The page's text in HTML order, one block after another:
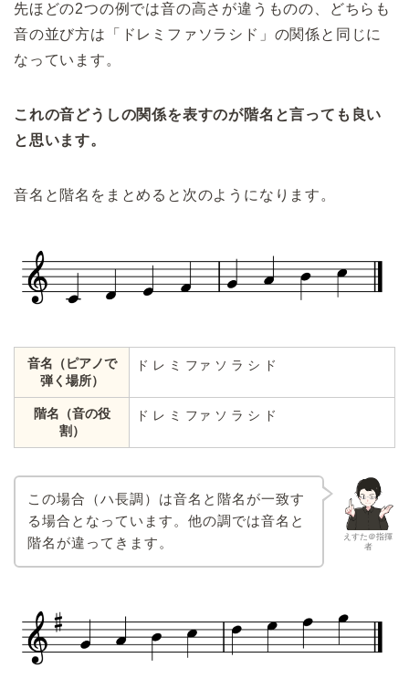
先ほどの2つの例では音の高さが違うものの、どちらも
音の並び方は「ドレミファソラシド」の関係と同じに
なっています。
これの音どうしの関係を表すのが階名と言っても良い
と思います。
音名と階名をまとめると次のようになります。
音名（ピアノで
弾く場所）
ド レ ミ ファ ソ ラ シ ド
階名（音の役
割）
ド レ ミ ファ ソ ラ シ ド
えすた＠指揮
者
この場合（ハ長調）は音名と階名が一致す
る場合となっています。他の調では音名と
階名が違ってきます。